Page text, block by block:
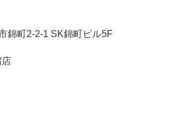
町2-2-1 SK錦町ビル5F
店